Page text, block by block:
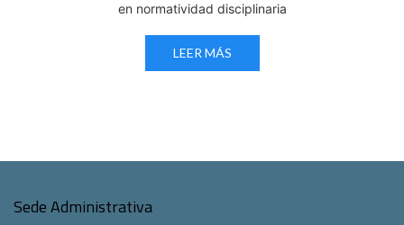
en normatividad disciplinaria
LEER MÁS
Sede Administrativa